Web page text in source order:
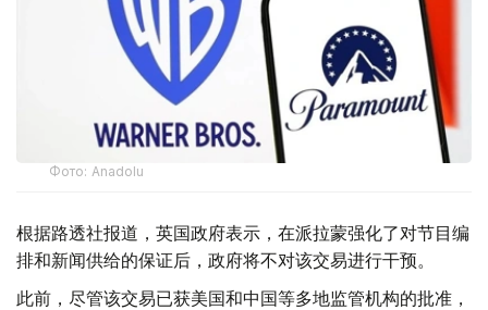
Фото: Аnadolu
根据路透社报道，英国政府表示，在派拉蒙强化了对节目编
排和新闻供给的保证后，政府将不对该交易进行干预。
此前，尽管该交易已获美国和中国等多地监管机构的批准，